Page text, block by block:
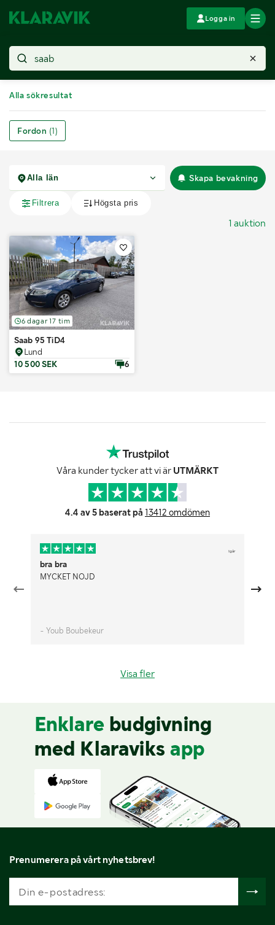
Logga in
Alla sökresultat
Fordon (1)
Skapa bevakning
1 auktion
6 dagar 17 tim
Saab 95 TiD4
Lund
10 500 SEK
6
Våra kunder tycker att vi är UTMÄRKT
4.4 av 5 baserat på 13412 omdömen
Igår
bra bra
MYCKET NÖJD
- Youb Boubekeur
Visa fler
Enklare budgivning
med Klaraviks app
Prenumerera på vårt nyhetsbrev!